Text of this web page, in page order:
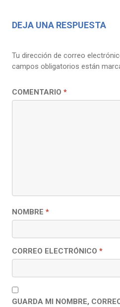
DEJA UNA RESPUESTA
Tu dirección de correo
campos obligatorios están
COMENTARIO *
NOMBRE *
CORREO ELECTRÓNICO *
GUARDA MI NOMBRE,